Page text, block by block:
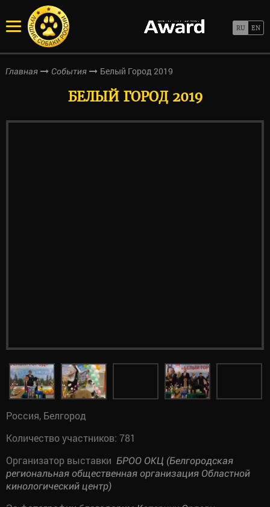
Главная События Белый Город 2019
БЕЛЫЙ ГОРОД 2019
Россия, Белгород
Количество участников: 781
Организатор выставки БРОО ОКЦ (Белгородская
региональная общественная организация Областной
кинологический центр)